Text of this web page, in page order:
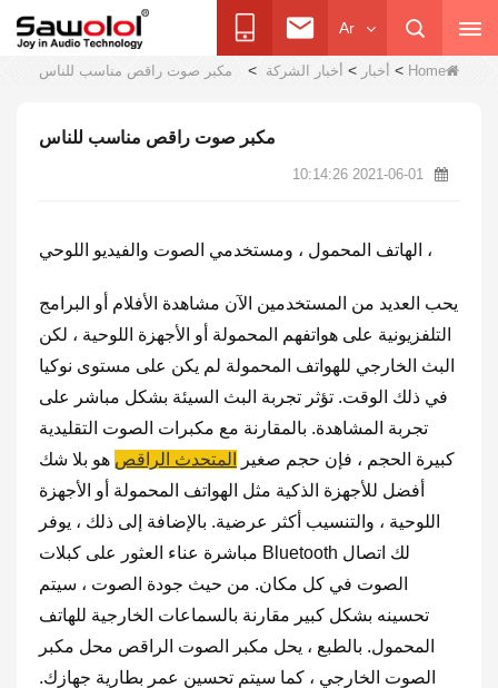
Ar
Home
> أخبار > أخبار الشركة > مكبر صوت راقص مناسب للناس
مكبر صوت راقص مناسب للناس
2021-06-01 10:14:26
يحب العديد من المستخدمين الآن مشاهدة الأفلام أو البرامج
التلفزيونية على هواتفهم المحمولة أو الأجهزة اللوحية ، لكن
البث الخارجي للهواتف المحمولة لم يكن على مستوى نوكيا
في ذلك الوقت. تؤثر تجربة البث السيئة بشكل مباشر على
تجربة المشاهدة. بالمقارنة مع مكبرات الصوت التقليدية
كبيرة الحجم ، فإن حجم صغير
المتحدث الراقص هو بلا شك
أفضل للأجهزة الذكية مثل الهواتف المحمولة أو الأجهزة
اللوحية ، والتنسيب أكثر عرضية. بالإضافة إلى ذلك ، يوفر
لك اتصال Bluetooth مباشرة عناء العثور على كبلات
الصوت في كل مكان. من حيث جودة الصوت ، سيتم
تحسينه بشكل كبير مقارنة بالسماعات الخارجية للهاتف
المحمول. بالطبع ، يحل مكبر الصوت الراقص محل مكبر
الصوت الخارجي ، كما سيتم تحسين عمر بطارية جهازك.